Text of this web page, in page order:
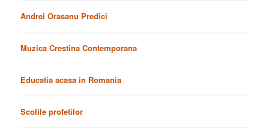
Andrei Orasanu Predici
Muzica Crestina Contemporana
Educatia acasa in Romania
Scolile profetilor